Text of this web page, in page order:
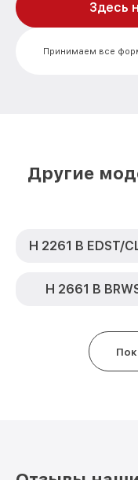
Замена
EDST/CLST Miele
Замена шнура
EDST/CLST Miele
Принимаем все
Здесь
Другие
H 2261 B EDST/
H 2661 B